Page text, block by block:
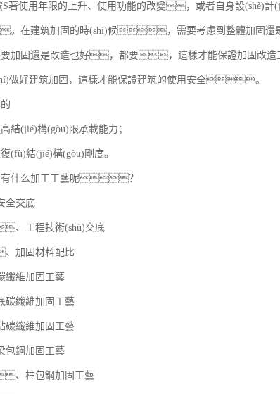
S著使用年限的上升、使用功能的改變，或者自身設(shè)
在建筑加固的時(shí)候，需要考慮到整體加固
加固還是改造也好，都要，這樣才能保證加固改造
做好建筑加固，這樣才能保證建筑的使用安全。
結(jié)構(gòu)限承載能力；
(fù)結(jié)構(gòu)剛度。
有什么加工工藝呢？
全交底
工程技術(shù)交底
加固材料配比
纖維加固工藝
碳纖維加固工藝
碳纖維加固工藝
鋼加固工藝
柱包鋼加固工藝